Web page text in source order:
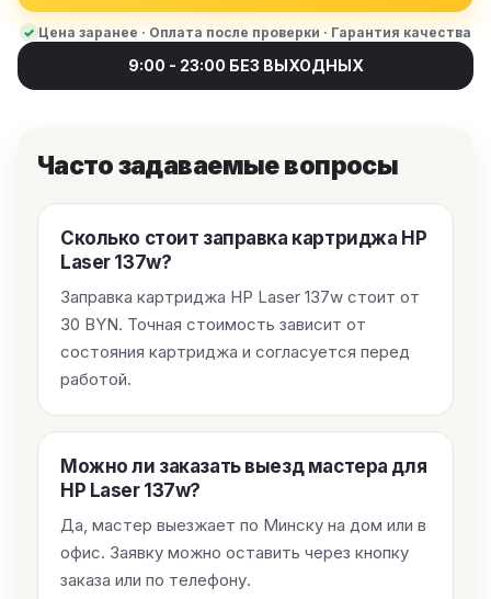
Цена заранее · Оплата после проверки · Гарантия качества
9:00 - 23:00 БЕЗ ВЫХОДНЫХ
Часто задаваемые вопросы
Сколько стоит заправка картриджа HP
Laser 137w?
Заправка картриджа HP Laser 137w стоит от
30 BYN. Точная стоимость зависит от
состояния картриджа и согласуется перед
работой.
Можно ли заказать выезд мастера для
HP Laser 137w?
Да, мастер выезжает по Минску на дом или в
офис. Заявку можно оставить через кнопку
заказа или по телефону.